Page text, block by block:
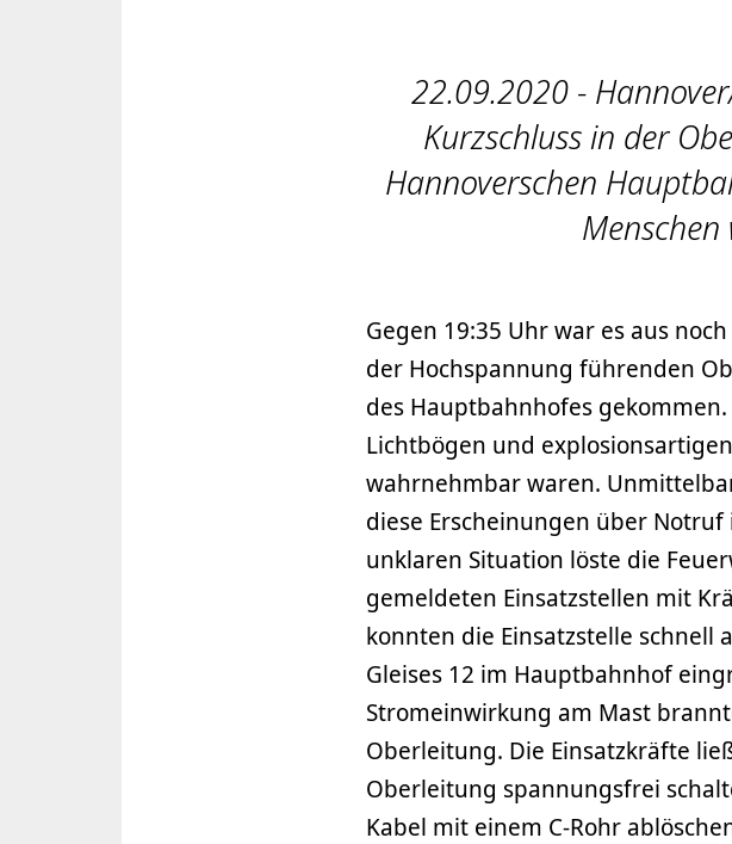
22.09.2020 -
Kurzschluss in der
Hannoverschen
Gegen 19:35 Uhr war es aus
der Hochspannung führenden
des Hauptbahnhofes
Lichtbögen und
wahrnehmbar waren.
diese Erscheinungen über
unklaren Situation löste die
gemeldeten Einsatzstellen mit
konnten die Einsatzstelle schnell
Gleises 12 im Hauptbahnhof
Stromeinwirkung am Mast
Oberleitung. Die Einsatzkräfte
Oberleitung spannungsfrei
Kabel mit einem C-Rohr